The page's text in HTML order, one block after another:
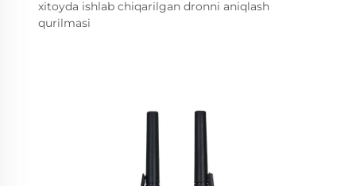
xitoyda ishlab chiqarilgan dronni aniqlash
qurilmasi